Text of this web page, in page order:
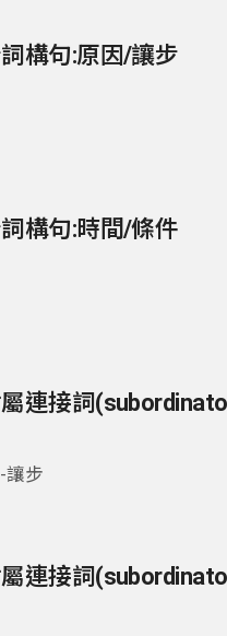
構句:原因/讓步
構句:時間/條件
讓步